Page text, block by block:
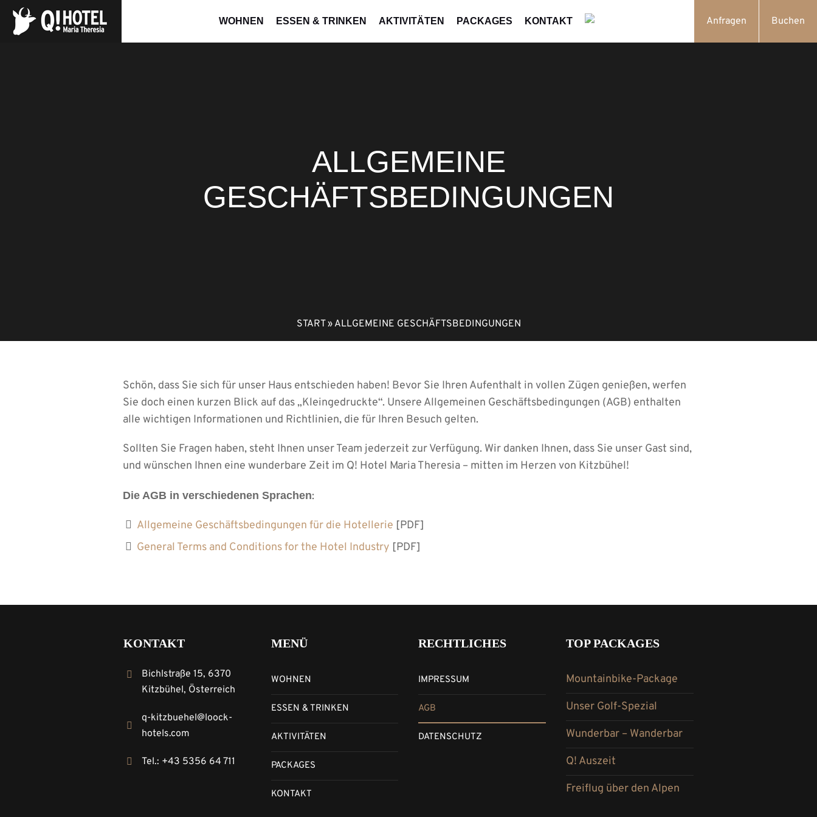
Buchen
Anfragen
WOHNEN ESSEN & TRINKEN AKTIVITÄTEN PACKAGES KONTAKT
ALLGEMEINE
GESCHÄFTSBEDINGUNGEN
START» ALLGEMEINE GESCHÄFTSBEDINGUNGEN
Schön, dass Sie sich für unser Haus entschieden haben! Bevor Sie Ihren Aufenthalt in vollen Zügen genießen, werfen
Sie doch einen kurzen Blick auf das „Kleingedruckte“. Unsere Allgemeinen Geschäftsbedingungen (AGB) enthalten
alle wichtigen Informationen und Richtlinien, die für Ihren Besuch gelten.
Sollten Sie Fragen haben, steht Ihnen unser Team jederzeit zur Verfügung. Wir danken Ihnen, dass Sie unser Gast sind,
und wünschen Ihnen eine wunderbare Zeit im Q! Hotel Maria Theresia – mitten im Herzen von Kitzbühel!
Die AGB in verschiedenen Sprachen:
Allgemeine Geschäftsbedingungen für die Hotellerie [PDF]
General Terms and Conditions for the Hotel Industry [PDF]
KONTAKT
Bichlstraße 15, 6370
Kitzbühel, Österreich
q-kitzbuehel@loock-
hotels.com
Tel.: +43 5356 64 711
MENÜ
WOHNEN
ESSEN & TRINKEN
AKTIVITÄTEN
PACKAGES
KONTAKT
RECHTLICHES
IMPRESSUM
AGB
DATENSCHUTZ
TOP PACKAGES
Mountainbike-Package
Unser Golf-Spezial
Wunderbar – Wanderbar
Q! Auszeit
Freiflug über den Alpen